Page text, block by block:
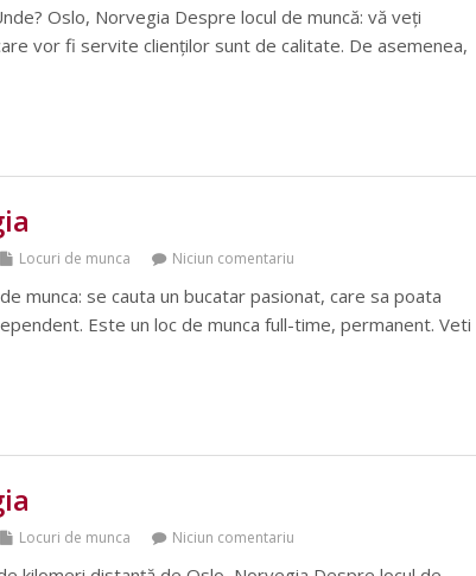
Oslo, Norvegia Despre locul de muncă: vă veți
vor fi servite clienților sunt de calitate. De asemenea,
Locuri de munca Niciun comentariu
munca: se cauta un bucatar pasionat, care sa poata
Este un loc de munca full-time, permanent. Veti
Locuri de munca Niciun comentariu